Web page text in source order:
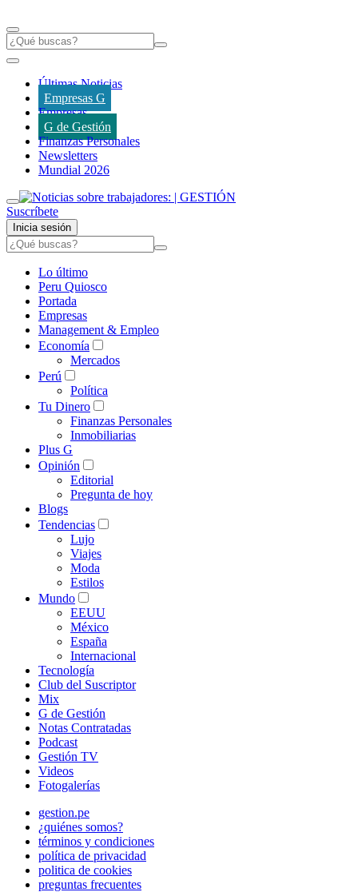
Últimas Noticias
Empresas G
Empresas
G de Gestión
Finanzas Personales
Newsletters
Mundial 2026
Suscríbete
Inicia sesión
Lo último
Peru Quiosco
Portada
Empresas
Management & Empleo
Economía
Mercados
Perú
Política
Tu Dinero
Finanzas Personales
Inmobiliarias
Plus G
Opinión
Editorial
Pregunta de hoy
Blogs
Tendencias
Lujo
Viajes
Moda
Estilos
Mundo
EEUU
México
España
Internacional
Tecnología
Club del Suscriptor
Mix
G de Gestión
Notas Contratadas
Podcast
Gestión TV
Videos
Fotogalerías
gestion.pe
¿quiénes somos?
términos y condiciones
política de privacidad
politica de cookies
preguntas frecuentes